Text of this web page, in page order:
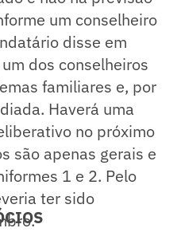
um conselheiro
disse em
dos conselheiros
familiares e, por
Haverá uma
no próximo
são apenas gerais e
1 e 2. Pelo
ter sido